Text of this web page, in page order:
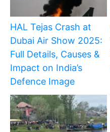
HAL Tejas Crash at
Dubai Air Show 2025:
Full Details, Causes &
Impact on India’s
Defence Image